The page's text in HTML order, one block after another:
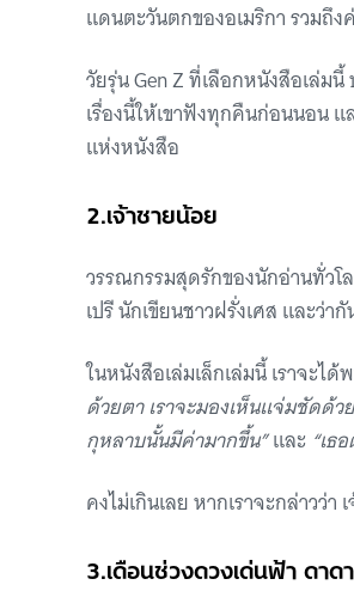
แดนตะวันตกของอเมริกา รวมถึ
วัยรุ่น Gen Z ที่เลือกหนังสือเล่ม
เรื่องนี้ให้เขาฟังทุกคืนก่อนนอน
แห่งหนังสือ
2.เจ้าชายน้อย
วรรณกรรมสุดรักของนักอ่านทั่วโ
เปรี นักเขียนชาวฝรั่งเศส และว่
ในหนังสือเล่มเล็กเล่มนี้ เราจะ
ด้วยตา เราจะมองเห็นแจ่มชัดด้ว
กุหลาบนั้นมีค่ามากขึ้น”และ “เ
คงไม่เกินเลย หากเราจะกล่าวว่
3.เดือนช่วงดวงเด่นฟ้า ดาด